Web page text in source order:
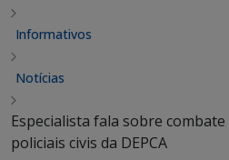
Informativos
Notícias
Especialista fala sobre
policiais civis da DEPCA